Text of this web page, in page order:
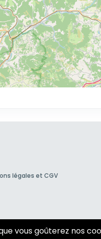
légales et CGV
©
vous goûterez nos